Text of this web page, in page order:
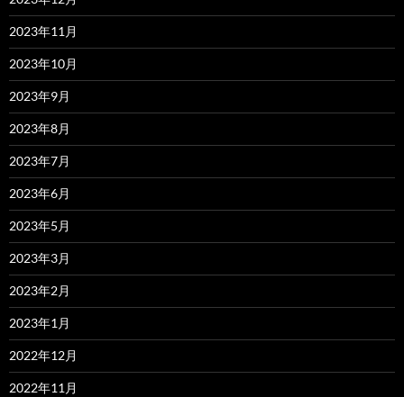
2023年11月
2023年10月
2023年9月
2023年8月
2023年7月
2023年6月
2023年5月
2023年3月
2023年2月
2023年1月
2022年12月
2022年11月